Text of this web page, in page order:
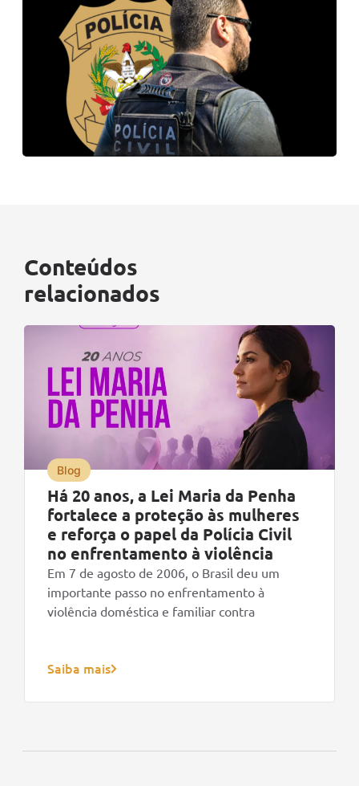
Conteúdos
relacionados
Blog
Há 20 anos, a Lei Maria da Penha
fortalece a proteção às mulheres
e reforça o papel da Polícia Civil
no enfrentamento à violência
Em 7 de agosto de 2006, o Brasil deu um
importante passo no enfrentamento à
violência doméstica e familiar contra
Saiba mais